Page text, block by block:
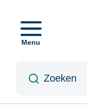
naarMenu